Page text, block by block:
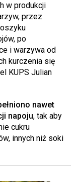
w produkcji
przez
po
i warzywa od
kurczenia się
KUPS Julian
nawet
napoju, tak aby
cukru
innych niż soki